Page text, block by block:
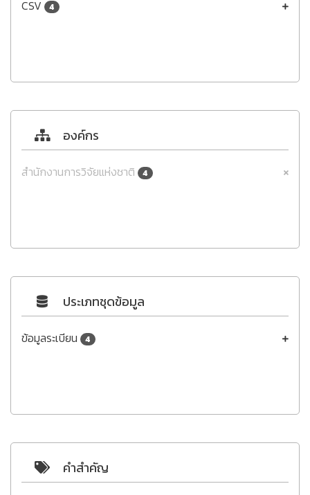
CSV 4
องค์กร
สำนักงานการวิจัยแห่งชาติ 4
ประเภทชุดข้อมูล
ข้อมูลระเบียน 4
คำสำคัญ